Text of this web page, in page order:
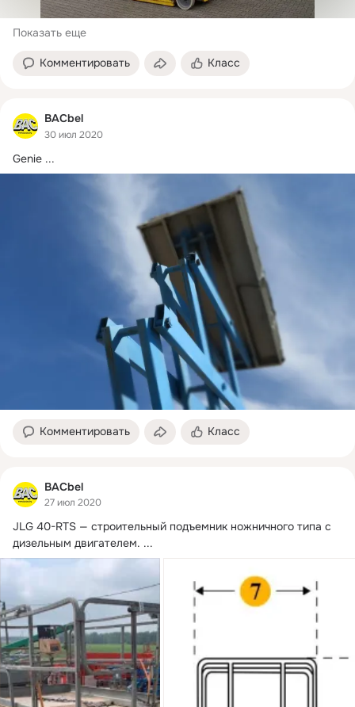
Показать еще
Комментировать Класс
BACbel
30 июл 2020
Genie ...
Комментировать Класс
BACbel
27 июл 2020
JLG 40-RTS — строительный подъемник ножничного типа с
дизельным двигателем. ...